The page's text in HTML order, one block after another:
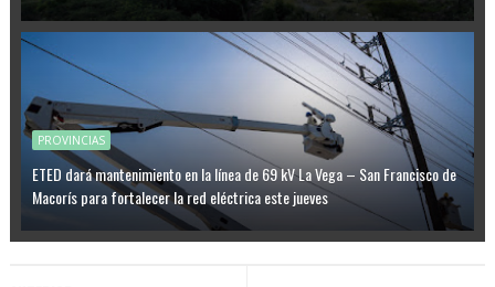
PROVINCIAS
ETED dará mantenimiento en la línea de 69 kV La Vega – San Francisco de
Macorís para fortalecer la red eléctrica este jueves